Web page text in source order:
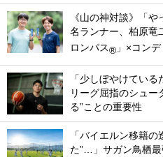
《山の神対談》「
名ランナー、柏原竜
ロンパス® 」×コン
「少しぼやけてい
リーグ屈指のシュー
る”ことの重要性
「バイエルン移籍
た”…」サガン鳥栖